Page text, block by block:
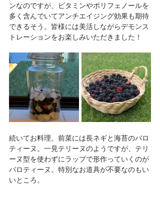
ンなのですが、ビタミンやポリフェノールを
多く含んでいてアンチエイジング効果も期待
できるそう。皆様には美活しながらデモンス
トレーションをお楽しみいただきました！
続いてお料理。前菜には長ネギと海苔のバロ
ティーヌ。一見テリーヌのようですが、テリ
ーヌ型を使わずにラップで形作っていくのが
バロティーヌ。特別なお道具が不要なのもい
いところ。